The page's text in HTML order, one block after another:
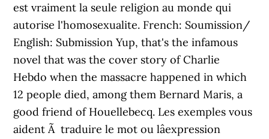
est vraiment la seule religion au monde qui
autorise l'homosexualite. French: Soumission/
English: Submission Yup, that's the infamous
novel that was the cover story of Charlie
Hebdo when the massacre happened in which
12 people died, among them Bernard Maris, a
good friend of Houellebecq. Les exemples vous
aident Ã traduire le mot ou lâexpression